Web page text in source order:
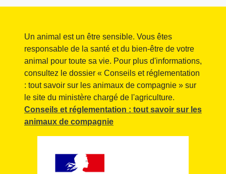
Un animal est un être sensible. Vous êtes
responsable de la santé et du bien-être de votre
animal pour toute sa vie. Pour plus d'informations,
consultez le dossier « Conseils et réglementation
: tout savoir sur les animaux de compagnie » sur
le site du ministère chargé de l'agriculture.
Conseils et réglementation : tout savoir sur les
animaux de compagnie